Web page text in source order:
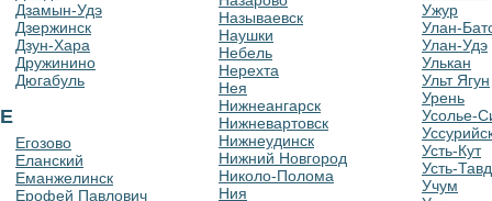
Дзамын-Удэ
Дзержинск
Дзун-Хара
Дружинино
Дюгабуль
Е
Егозово
Еланский
Еманжелинск
Ерофей Павлович
Называевск
Наушки
Небель
Нерехта
Нея
Нижнеангарск
Нижневартовск
Нижнеудинск
Нижний Новгород
Николо-Полома
Ния
Ужур
Улан-
Улан-Удэ
Улькан
Ульт Ягун
Урень
Усолье-
Усть-Кут
Усть-
Учум